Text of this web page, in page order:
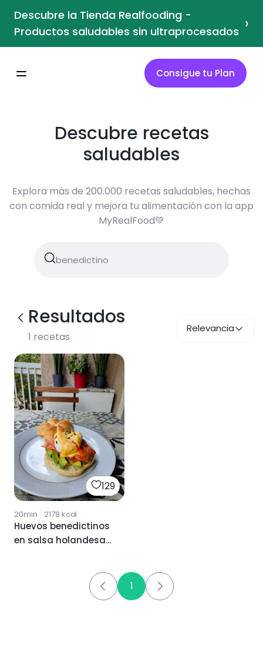
Descubre la Tienda Realfooding -
Productos saludables sin ultraprocesados ›
Consigue tu Plan
Descubre recetas
saludables
Explora más de 200.000 recetas saludables, hechas
con comida real y mejora tu alimentación con la app
MyRealFood💚
Resultados
1 recetas
Relevancia
129
20min · 2178 kcal
Huevos benedictinos
en salsa holandesa
1